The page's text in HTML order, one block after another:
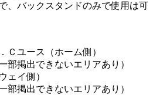
、バックスタンドのみで使用は可
Ｃユース（ホーム側）
部掲出できないエリアあり）
ェイ側）
部掲出できないエリアあり）